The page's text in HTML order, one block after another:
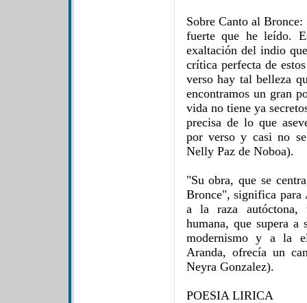
Sobre Canto al Bronce:
fuerte que he leído.
exaltación del indio
crítica perfecta de
verso hay tal belleza
encontramos un gran
vida no tiene ya
precisa de lo que
por verso y casi no
Nelly Paz de Noboa).
"Su obra, que se
Bronce", significa para
a la raza autóctona,
humana, que supera a
modernismo y a la
Aranda, ofrecía un
Neyra Gonzalez).
POESIA LIRICA